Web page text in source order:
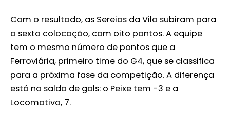
Com o resultado, as Sereias da Vila subiram para
a sexta colocação, com oito pontos. A equipe
tem o mesmo número de pontos que a
Ferroviária, primeiro time do G4, que se classifica
para a próxima fase da competição. A diferença
está no saldo de gols: o Peixe tem -3 e a
Locomotiva, 7.